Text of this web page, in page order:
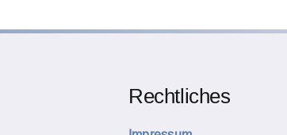
Rechtliches